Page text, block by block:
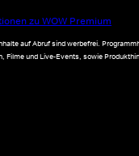
zu WOW Premium
auf Abruf sind werbefrei.
Filme und Live-Events, sowie